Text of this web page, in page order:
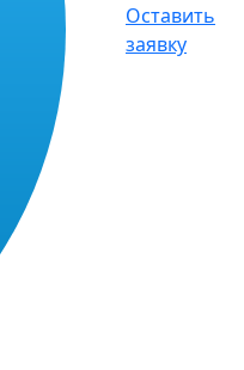
Оставить
заявку